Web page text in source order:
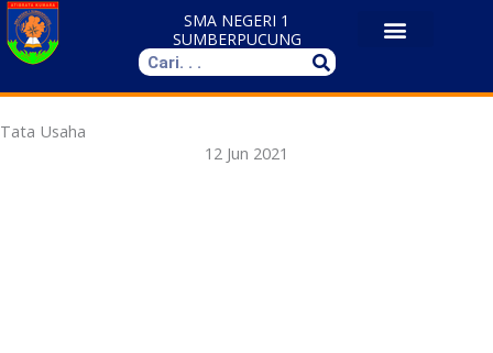
Skip
to
content
SMA NEGERI 1
SUMBERPUCUNG
Search
Tata Usaha
12 Jun 2021